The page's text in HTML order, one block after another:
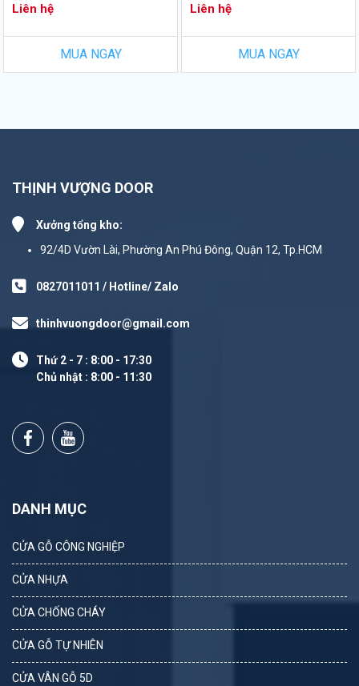
Liên hệ
MUA NGAY
Liên hệ
MUA NGAY
THỊNH VƯỢNG DOOR
Xưởng tổng kho:
92/4D Vườn Lài, Phường An Phú Đông, Quận 12, Tp.HCM
0827011011 / Hotline/ Zalo
thinhvuongdoor@gmail.com
Thứ 2 - 7 : 8:00 - 17:30
Chủ nhật : 8:00 - 11:30
DANH MỤC
CỬA GỖ CÔNG NGHIỆP
CỬA NHỰA
CỬA CHỐNG CHÁY
CỬA GỖ TỰ NHIÊN
CỬA VÂN GỖ 5D